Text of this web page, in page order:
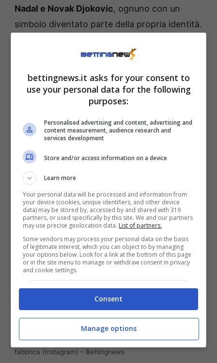
Nadal e Novak Djokovic, ognuno con un
simbolo diventato parte della propria identità.
Sinner-Alcaraz, la rivalità
diventa (anche) un marchio
di fabbrica
Adesso tocca ad Alcaraz, che raggiunge così
Sinner
anche su questo piano. La rivalità tra i
due, già tra le più affascinanti del tennis
capitolo: quello dello
Sinner-Alcaraz, la rivalità diventa (anche) un marchio di
fabbrica (Instagram) – Bettingnews
bettingnews.it asks for your consent to
use your personal data for the following
purposes:
Personalised advertising and content, advertising and
content measurement, audience research and
services development
Store and/or access information on a device
Learn more
Your personal data will be processed and information from
your device (cookies, unique identifiers, and other device
data) may be stored by, accessed by and shared with 319
partners, or used specifically by this site. We and our partners
may use precise geolocation data. List of partners.
Some vendors may process your personal data on the basis
of legitimate interest, which you can object to by managing
your options below. Look for a link at the bottom of this page
or in the site menu to manage or withdraw consent in privacy
and cookie settings.
Consent
Manage options